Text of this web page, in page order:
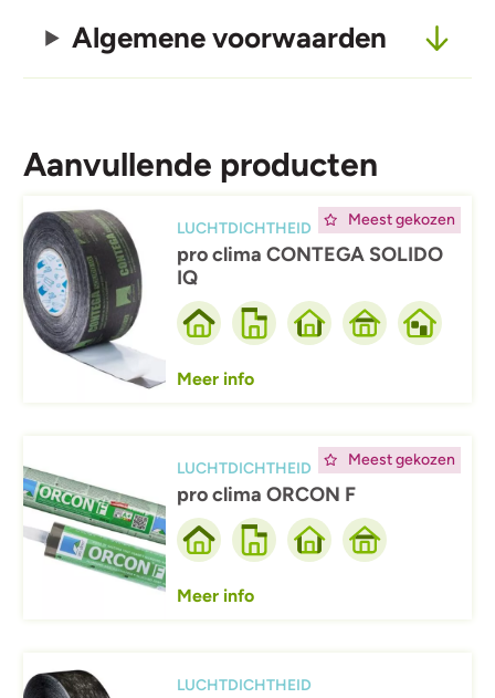
Algemene voorwaarden
Aanvullende producten
Meest gekozen
Afbeelding
LUCHTDICHTHEID
pro clima CONTEGA SOLIDO
IQ
Meer info
Meest gekozen
LUCHTDICHTHEID
pro clima ORCON F
Meer info
LUCHTDICHTHEID